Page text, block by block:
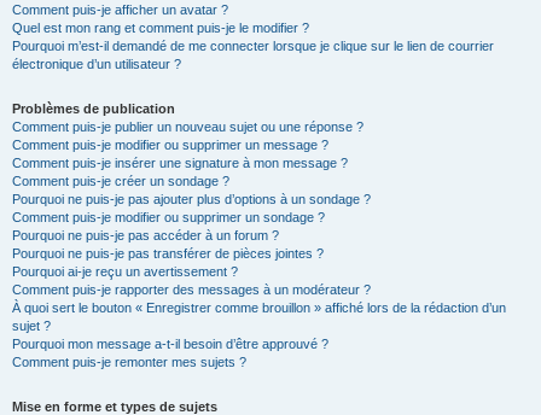
Comment puis-je afficher un avatar ?
Quel est mon rang et comment puis-je le modifier ?
Pourquoi m’est-il demandé de me connecter lorsque je clique sur le lien de courrier
électronique d’un utilisateur ?
Problèmes de publication
Comment puis-je publier un nouveau sujet ou une réponse ?
Comment puis-je modifier ou supprimer un message ?
Comment puis-je insérer une signature à mon message ?
Comment puis-je créer un sondage ?
Pourquoi ne puis-je pas ajouter plus d’options à un sondage ?
Comment puis-je modifier ou supprimer un sondage ?
Pourquoi ne puis-je pas accéder à un forum ?
Pourquoi ne puis-je pas transférer de pièces jointes ?
Pourquoi ai-je reçu un avertissement ?
Comment puis-je rapporter des messages à un modérateur ?
À quoi sert le bouton « Enregistrer comme brouillon » affiché lors de la rédaction d’un
sujet ?
Pourquoi mon message a-t-il besoin d’être approuvé ?
Comment puis-je remonter mes sujets ?
Mise en forme et types de sujets